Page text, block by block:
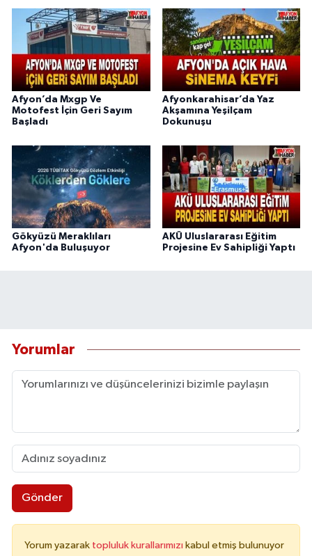
Afyon’da Mxgp Ve
Motofest İçin Geri Sayım
Başladı
Afyonkarahisar’da Yaz
Akşamına Yeşilçam
Dokunuşu
Gökyüzü Meraklıları
Afyon'da Buluşuyor
AKÜ Uluslararası Eğitim
Projesine Ev Sahipliği Yaptı
Yorumlar
Gönder
Yorum yazarak topluluk kurallarımızı kabul etmiş bulunuyor